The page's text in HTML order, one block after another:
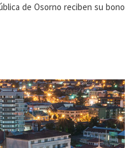
de Osorno reciben su bono